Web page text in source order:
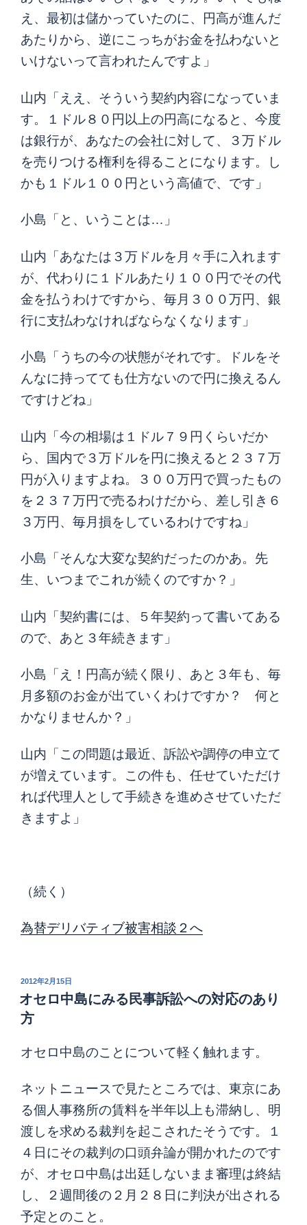
え、最初は儲かっていたのに、円高が進んだ
あたりから、逆にこっちがお金を払わないと
いけないって言われたんですよ」
山内「ええ、そういう契約内容になっていま
す。１ドル８０円以上の円高になると、今度
は銀行が、あなたの会社に対して、３万ドル
を売りつける権利を得ることになります。し
かも１ドル１００円という高値で、です」
小島「と、いうことは…」
山内「あなたは３万ドルを月々手に入れます
が、代わりに１ドルあたり１００円でその代
金を払うわけですから、毎月３００万円、銀
行に支払わなければならなくなります」
小島「うちの今の状態がそれです。ドルをそ
んなに持ってても仕方ないので円に換えるん
ですけどね」
山内「今の相場は１ドル７９円くらいだか
ら、国内で３万ドルを円に換えると２３７万
円が入りますよね。３００万円で買ったもの
を２３７万円で売るわけだから、差し引き６
３万円、毎月損をしているわけですね」
小島「そんな大変な契約だったのかあ。先
生、いつまでこれが続くのですか？」
山内「契約書には、５年契約って書いてある
ので、あと３年続きます」
小島「え！円高が続く限り、あと３年も、毎
月多額のお金が出ていくわけですか？ 何と
かなりませんか？」
山内「この問題は最近、訴訟や調停の申立て
が増えています。この件も、任せていただけ
れば代理人として手続きを進めさせていただ
きますよ」
（続く）
為替デリバティブ被害相談２へ
投
稿
日:
2012年2月15日
オセロ中島にみる民事訴訟への対応のあり
方
オセロ中島のことについて軽く触れます。
ネットニュースで見たところでは、東京にあ
る個人事務所の賃料を半年以上も滞納し、明
渡しを求める裁判を起こされたそうです。１
４日にその裁判の口頭弁論が開かれたのです
が、オセロ中島は出廷しないまま審理は終結
し、２週間後の２月２８日に判決が出される
予定とのこと。